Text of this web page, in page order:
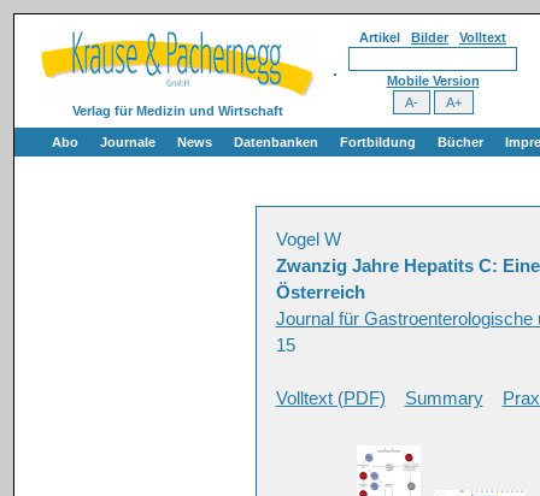
Verlag für Medizin und Wirtschaft
Artikel Bilder Volltext
Mobile Version
Abo Journale News Datenbanken Fortbildung Bücher
Vogel W
Zwanzig Jahre Hepatits C:
Österreich
Journal für
15
Volltext (PDF) Summary